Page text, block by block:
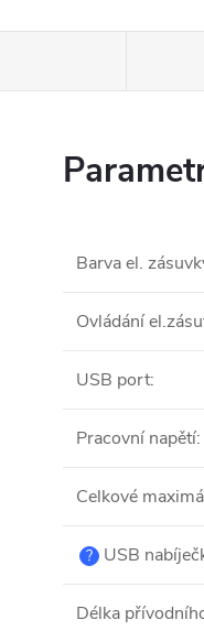
Barva el.
Ovládání
USB port:
Pracovní napětí:
Celkové
? USB
Délka